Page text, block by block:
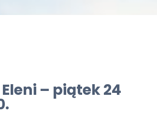
– piątek 24